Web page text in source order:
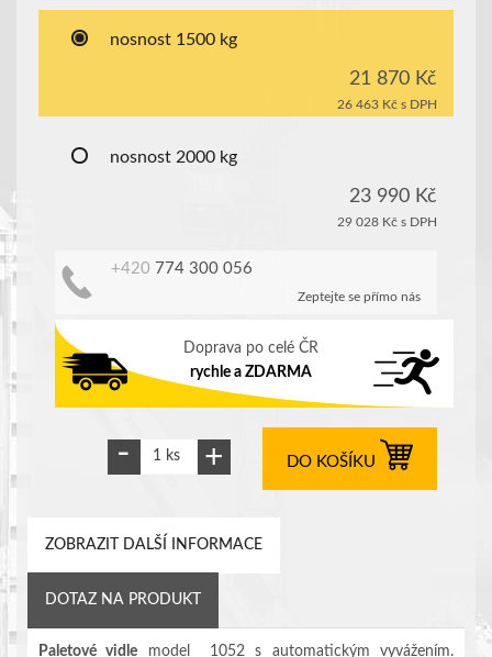
nosnost 1500 kg
21 870 Kč
26 463 Kč s DPH
nosnost 2000 kg
23 990 Kč
29 028 Kč s DPH
+420 774 300 056
Zeptejte se přímo nás
Doprava po celé ČR
rychle a ZDARMA
DO KOŠÍKU
ZOBRAZIT DALŠÍ INFORMACE
DOTAZ NA PRODUKT
Paletové vidle model 1052 s automatickým vyvážením.